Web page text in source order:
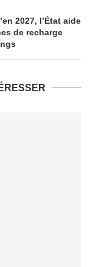
2027, l’État aide
de recharge